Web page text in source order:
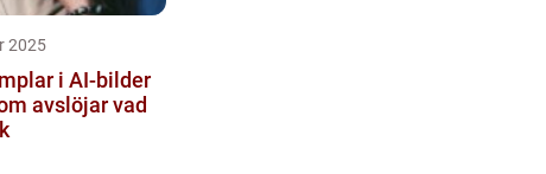
2025
i AI-bilder
avslöjar vad